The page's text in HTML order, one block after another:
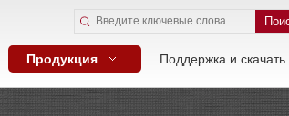
Продукция Поддержка и скачать